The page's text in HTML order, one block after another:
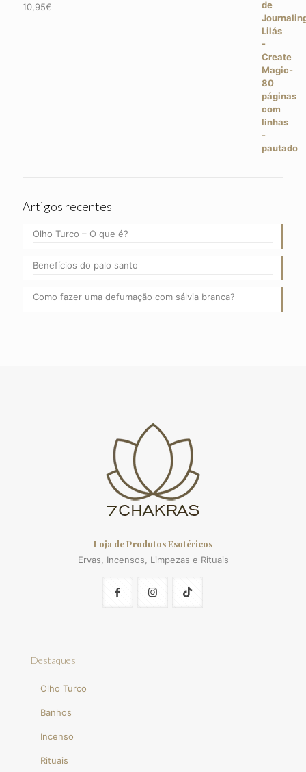
10,95€
Artigos recentes
Olho Turco – O que é?
Benefícios do palo santo
Como fazer uma defumação com sálvia branca?
Loja de Produtos Esotéricos
Ervas, Incensos, Limpezas e Rituais
Destaques
Olho Turco
Banhos
Incenso
Rituais